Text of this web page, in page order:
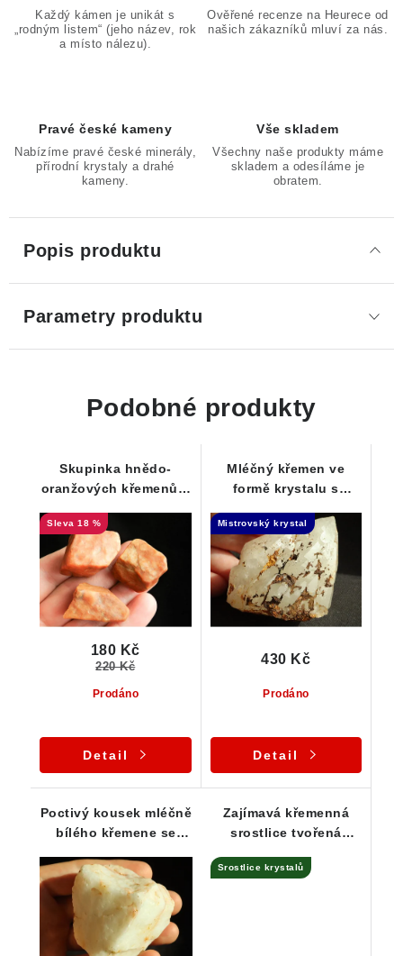
Každý kámen je unikát s
„rodným listem“ (jeho název, rok
a místo nálezu).
Ověřené recenze na Heurece od
našich zákazníků mluví za nás.
Pravé české kameny
Nabízíme pravé české minerály,
přírodní krystaly a drahé
kameny.
Vše skladem
Všechny naše produkty máme
skladem a odesíláme je
obratem.
Popis produktu
Parametry produktu
Podobné produkty
Skupinka hnědo-
oranžových křemenů s
povrchem
18 %
Prodáno
180 Kč
220 Kč
Detail
Mléčný křemen ve
formě krystalu s
Mistrovský krystal
Prodáno
430 Kč
Detail
Poctivý kousek mléčně
bílého křemene se
Zajímavá křemenná
srostlice tvořená
špicemi
Srostlice krystalů